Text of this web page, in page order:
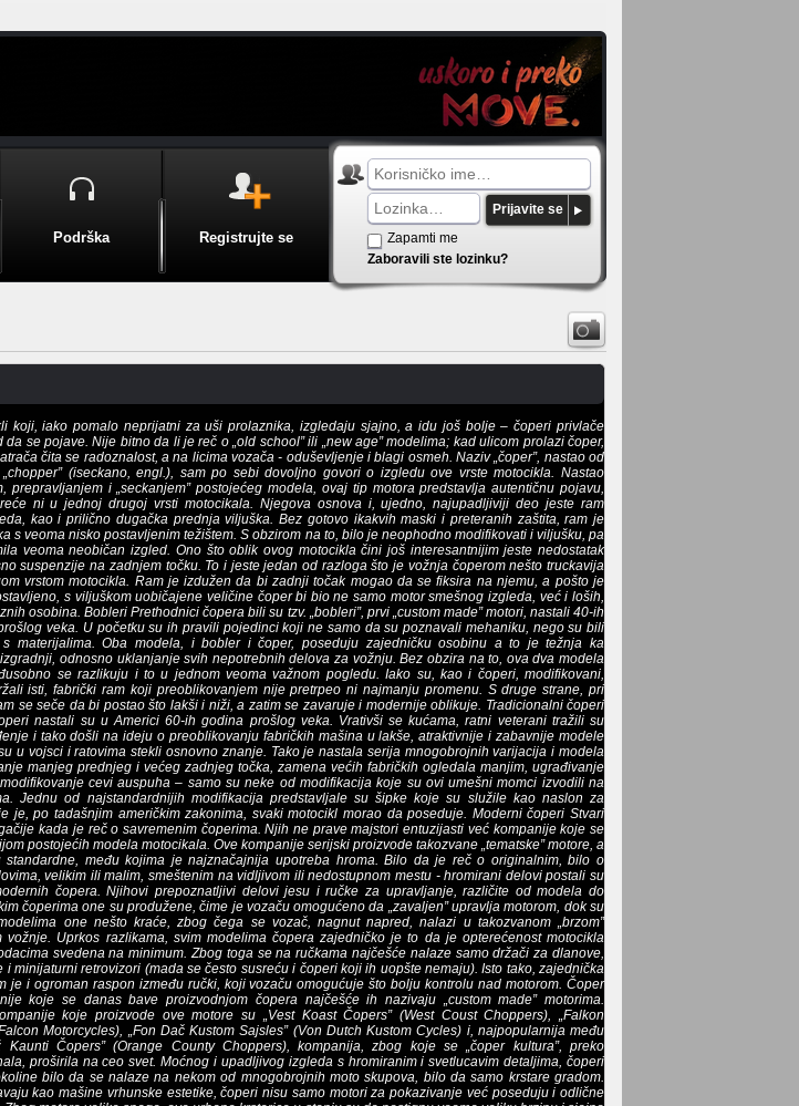
Podrška Registrujte se
Prijavite se
Zapamti me
Zaboravili ste lozinku?
koji, iako pomalo neprijatni za uši prolaznika, izgledaju sjajno, a idu još bolje – čoperi privlače
se pojave. Nije bitno da li je reč o „old school” ili „new age” modelima; kad ulicom prolazi čoper,
čita se radoznalost, a na licima vozača - oduševljenje i blagi osmeh. Naziv „čoper”, nastao od
(iseckano, engl.), sam po sebi dovoljno govori o izgledu ove vrste motocikla. Nastao
prepravljanjem i „seckanjem” postojećeg modela, ovaj tip motora predstavlja autentičnu pojavu,
ni u jednoj drugoj vrsti motocikala. Njegova osnova i, ujedno, najupadljiviji deo jeste ram
kao i prilično dugačka prednja viljuška. Bez gotovo ikakvih maski i preteranih zaštita, ram je
s veoma nisko postavljenim težištem. S obzirom na to, bilo je neophodno modifikovati i viljušku, pa
veoma neobičan izgled. Ono što oblik ovog motocikla čini još interesantnijim jeste nedostatak
suspenzije na zadnjem točku. To i jeste jedan od razloga što je vožnja čoperom nešto truckavija
vrstom motocikla. Ram je izdužen da bi zadnji točak mogao da se fiksira na njemu, a pošto je
s viljuškom uobičajene veličine čoper bi bio ne samo motor smešnog izgleda, već i loših,
osobina. Bobleri Prethodnici čopera bili su tzv. „bobleri”, prvi „custom made” motori, nastali 40-ih
veka. U početku su ih pravili pojedinci koji ne samo da su poznavali mehaniku, nego su bili
materijalima. Oba modela, i bobler i čoper, poseduju zajedničku osobinu a to je težnja ka
odnosno uklanjanje svih nepotrebnih delova za vožnju. Bez obzira na to, ova dva modela
se razlikuju i to u jednom veoma važnom pogledu. Iako su, kao i čoperi, modifikovani,
isti, fabrički ram koji preoblikovanjem nije pretrpeo ni najmanju promenu. S druge strane, pri
se seče da bi postao što lakši i niži, a zatim se zavaruje i modernije oblikuje. Tradicionalni čoperi
nastali su u Americi 60-ih godina prošlog veka. Vrativši se kućama, ratni veterani tražili su
i tako došli na ideju o preoblikovanju fabričkih mašina u lakše, atraktivnije i zabavnije modele
u vojsci i ratovima stekli osnovno znanje. Tako je nastala serija mnogobrojnih varijacija i modela
manjeg prednjeg i većeg zadnjeg točka, zamena većih fabričkih ogledala manjim, ugrađivanje
cevi auspuha – samo su neke od modifikacija koje su ovi umešni momci izvodili na
Jednu od najstandardnijih modifikacija predstavljale su šipke koje su služile kao naslon za
je, po tadašnjim američkim zakonima, svaki motocikl morao da poseduje. Moderni čoperi Stvari
kada je reč o savremenim čoperima. Njih ne prave majstori entuzijasti već kompanije koje se
postojećih modela motocikala. Ove kompanije serijski proizvode takozvane „tematske” motore, a
standardne, među kojima je najznačajnija upotreba hroma. Bilo da je reč o originalnim, bilo o
velikim ili malim, smeštenim na vidljivom ili nedostupnom mestu - hromirani delovi postali su
čopera. Njihovi prepoznatljivi delovi jesu i ručke za upravljanje, različite od modela do
čoperima one su produžene, čime je vozaču omogućeno da „zavaljen” upravlja motorom, dok su
one nešto kraće, zbog čega se vozač, nagnut napred, nalazi u takozvanom „brzom”
vožnje. Uprkos razlikama, svim modelima čopera zajedničko je to da je opterećenost motocikla
svedena na minimum. Zbog toga se na ručkama najčešće nalaze samo držači za dlanove,
i minijaturni retrovizori (mada se često susreću i čoperi koji ih uopšte nemaju). Isto tako, zajednička
je i ogroman raspon između ručki, koji vozaču omogućuje što bolju kontrolu nad motorom. Čoper
koje se danas bave proizvodnjom čopera najčešće ih nazivaju „custom made” motorima.
koje proizvode ove motore su „Vest Koast Čopers” (West Coust Choppers), „Falkon
Motorcycles), „Fon Dač Kustom Sajsles” (Von Dutch Kustom Cycles) i, najpopularnija među
Kaunti Čopers” (Orange County Choppers), kompanija, zbog koje se „čoper kultura”, preko
proširila na ceo svet. Moćnog i upadljivog izgleda s hromiranim i svetlucavim detaljima, čoperi
bilo da se nalaze na nekom od mnogobrojnih moto skupova, bilo da samo krstare gradom.
kao mašine vrhunske estetike, čoperi nisu samo motori za pokazivanje već poseduju i odlične